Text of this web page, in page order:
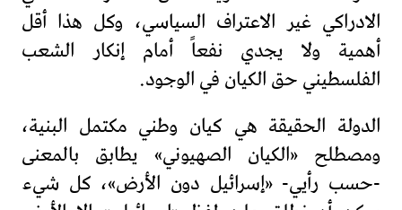
الادراكي غير الاعتراف السياسي، وكل هذا أقل
أهمية ولا يجدي نفعاً أمام إنكار الشعب
الفلسطيني حق الكيان في الوجود.
الدولة الحقيقة هي كيان وطني مكتمل البنية،
ومصطلح «الكيان الصهيوني» يطابق بالمعنى
-حسب رأيي- «إسرائيل دون الأرض»، كل شيء